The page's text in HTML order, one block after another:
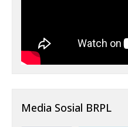
Media Sosial BRPL